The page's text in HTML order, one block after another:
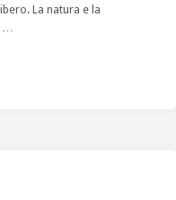
La natura e la
…